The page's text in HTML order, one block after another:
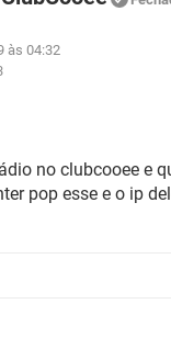
às 04:32
no clubcooee e
pop esse e o ip